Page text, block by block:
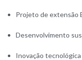
Projeto de extensão
Desenvolvimento
Inovação